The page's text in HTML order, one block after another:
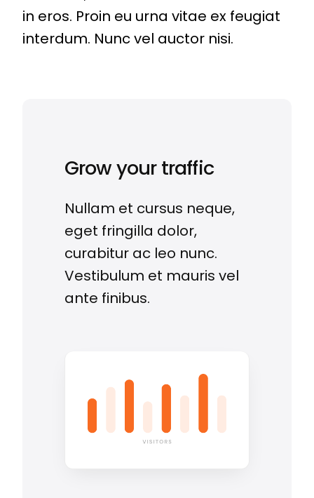
in eros. Proin eu urna vitae ex feugiat
interdum. Nunc vel auctor nisi.
Grow your traffic
Nullam et cursus neque,
eget fringilla dolor,
curabitur ac leo nunc.
Vestibulum et mauris vel
ante finibus.